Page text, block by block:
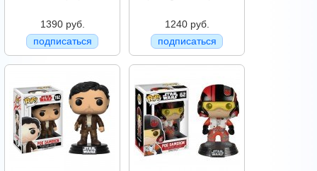
1390 руб.
подписаться
1240 руб.
подписаться